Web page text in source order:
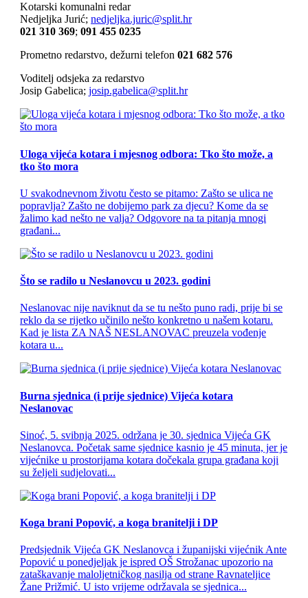
Kotarski komunalni redar
Nedjeljka Jurić;nedjeljka.juric@split.hr
021 310 369;091 455 0235
Prometno redarstvo, dežurni telefon021 682 576
Voditelj odsjeka za redarstvo
Josip Gabelica;josip.gabelica@split.hr
Uloga vijeća kotara i mjesnog odbora: Tko što može, a
tko što mora
U svakodnevnom životu često se pitamo: Zašto se ulica ne
popravlja? Zašto ne dobijemo park za djecu? Kome da se
žalimo kad nešto ne valja? Odgovore na ta pitanja mnogi
građani...
Što se radilo u Neslanovcu u 2023. godini
Neslanovac nije naviknut da se tu nešto puno radi, prije bi se
reklo da se rijetko učinilo nešto konkretno u našem kotaru.
Kad je lista ZA NAŠ NESLANOVAC preuzela vođenje
kotara u...
Burna sjednica (i prije sjednice) Vijeća kotara
Neslanovac
Sinoć, 5. svibnja 2025. održana je 30. sjednica Vijeća GK
Neslanovca. Početak same sjednice kasnio je 45 minuta, jer je
vijećnike u prostorijama kotara dočekala grupa građana koji
su željeli sudjelovati...
Koga brani Popović, a koga branitelji i DP
Predsjednik Vijeća GK Neslanovca i županijski vijećnik Ante
Popović u ponedjeljak je ispred OŠ Strožanac upozorio na
zataškavanje maloljetničkog nasilja od strane Ravnateljice
Žane Prižmić. U isto vrijeme održavala se sjednica...